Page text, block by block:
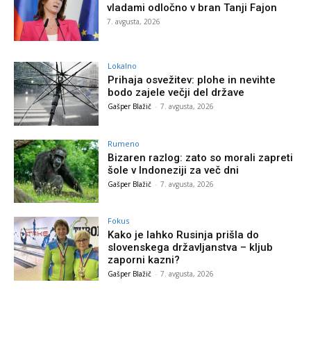
vladami odločno v bran Tanji Fajon
7. avgusta, 2026
Lokalno
Prihaja osvežitev: plohe in nevihte
bodo zajele večji del države
Gašper Blažič - 7. avgusta, 2026
Rumeno
Bizaren razlog: zato so morali zapreti
šole v Indoneziji za več dni
Gašper Blažič - 7. avgusta, 2026
Fokus
Kako je lahko Rusinja prišla do
slovenskega državljanstva – kljub
zaporni kazni?
Gašper Blažič - 7. avgusta, 2026